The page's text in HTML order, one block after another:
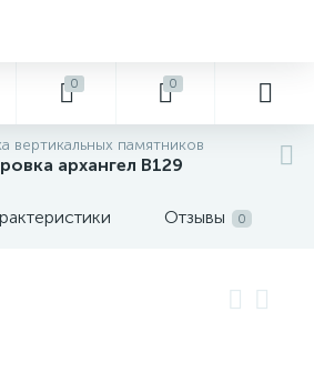
0 0
вертикальных памятников
архангел В129
Отзывы 0